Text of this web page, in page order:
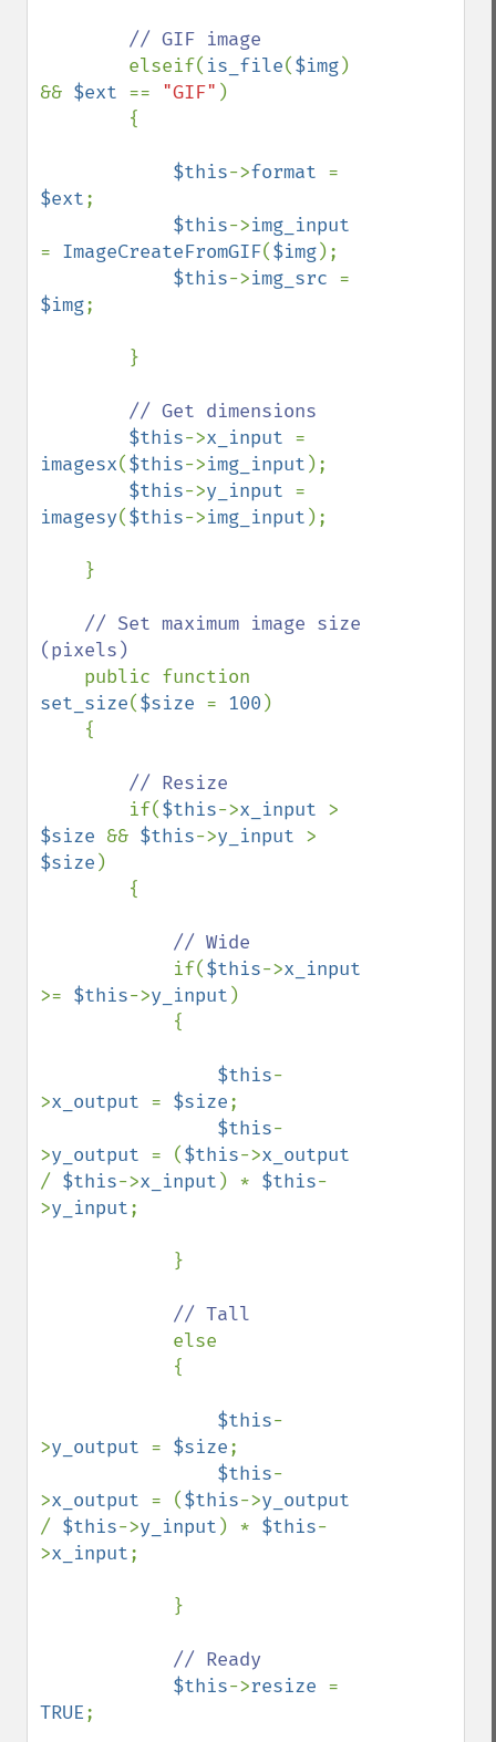
// GIF image
elseif( is_file($img)
&& $ext == "GIF" )
$this->format
$ext;
$this->
= ImageCreateFromGIF($img);
$this->img_src
$img;
// Get dimensions
$this->x_input
imagesx($this->img_input );
$this->y_input
imagesy($this->img_input );
// Set maximum image size
(pixels)
set_size($size = 100 )
// Resize
if($this->x_input
$size && $this->y_input
$size )
// Wide
if($this->
>= $this->y_input )
$this-
>x_output = $size;
$this-
>y_output = ($this->
/ $this->x_input ) * $this-
>y_input;
// Tall
else
$this-
>y_output = $size;
$this-
>x_output = ($this->
/ $this->y_input ) * $this-
>x_input;
// Ready
$this->resize
TRUE;